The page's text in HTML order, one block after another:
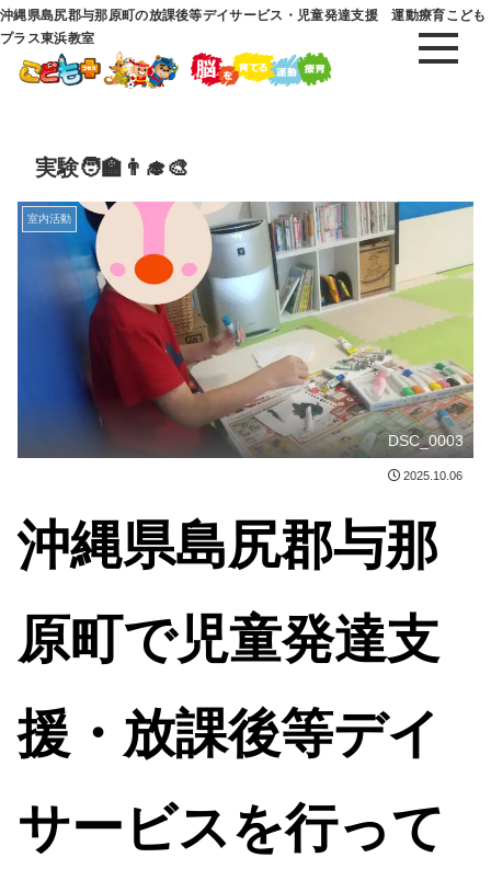
沖縄県島尻郡与那原町の放課後等デイサービス・児童発達支援 運動療育こども
プラス東浜教室
実験🧑‍🏫👨‍🎓🎨
室内活動
DSC_0003
2025.10.06
沖縄県島尻郡与那
原町で児童発達支
援・放課後等デイ
サービスを行って